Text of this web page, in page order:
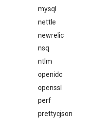
mysql
nettle
newrelic
nsq
ntlm
openidc
openssl
perf
prettycjson